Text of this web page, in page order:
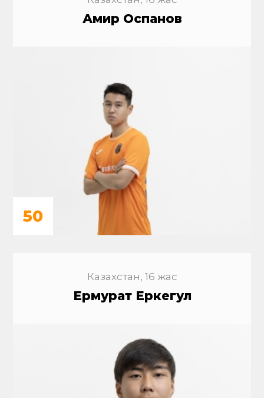
Амир Оспанов
50
Казахстан, 16 жас
Ермурат Еркегул